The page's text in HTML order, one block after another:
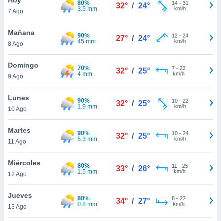
en
más
nuestra
de
cookies
aceptar
7 Ago
80%
3.5 mm
32° / 24° 14- 31
km/h
Mañana
8 Ago
90%
45 mm
27° / 24° 12- 24
km/h
Domingo
9 Ago
70%
4 mm
32° / 25° 7- 22
km/h
Lunes
10 Ago
90%
1.9 mm
32° / 25° 10- 22
km/h
Martes
11 Ago
90%
5.3 mm
32° / 25° 10- 24
km/h
Miércoles
12 Ago
80%
1.5 mm
33° / 26° 11 - 25
km/h
Jueves
13 Ago
80%
0.8 mm
34° / 27° 8- 22
km/h